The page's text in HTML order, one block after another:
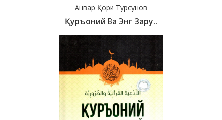
Анвар Қори Турсунов
Қуръоний Ва Энг Зару..